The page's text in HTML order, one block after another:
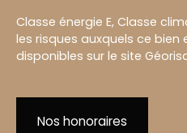
Classe énergie E, Classe
les risques auxquels ce bien
disponibles sur le site
Nos honoraires